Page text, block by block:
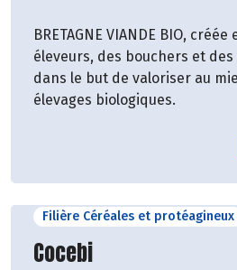
BRETAGNE VIANDE BIO,
éleveurs, des bouchers et
dans le but de valoriser au
élevages biologiques.
Filière Céréales et protéagineux
Découvrir le producteur
Cocebi